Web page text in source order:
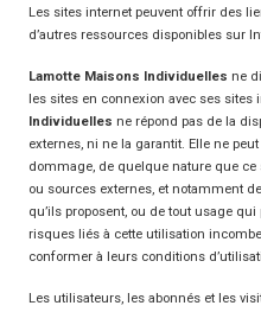
Les sites internet peuvent offrir des
d’autres ressources disponibles sur
Lamotte Maisons Individuelles ne
les sites en connexion avec ses sites
Individuelles ne répond pas de la
externes, ni ne la garantit. Elle ne
dommage, de quelque nature que
ou sources externes, et notamment
qu’ils proposent, ou de tout usage
risques liés à cette utilisation
conformer à leurs conditions
Les utilisateurs, les abonnés et les